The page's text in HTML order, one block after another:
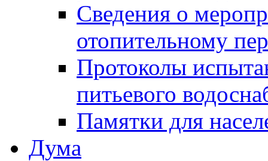
Сведения о
отопительному
Протоколы
питьевого
Памятки для
Дума